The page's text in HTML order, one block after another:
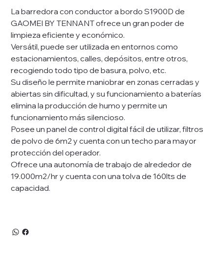
La barredora con conductor a bordo S1900D de
GAOMEI BY TENNANT ofrece un gran poder de
limpieza eficiente y económico.
Versátil, puede ser utilizada en entornos como
estacionamientos, calles, depósitos, entre otros,
recogiendo todo tipo de basura, polvo, etc.
Su diseño le permite maniobrar en zonas cerradas y
abiertas sin dificultad, y su funcionamiento a baterías
elimina la producción de humo y permite un
funcionamiento más silencioso.
Posee un panel de control digital fácil de utilizar, filtros
de polvo de 6m2 y cuenta con un techo para mayor
protección del operador.
Ofrece una autonomía de trabajo de alrededor de
19.000m2/hr y cuenta con una tolva de 160lts de
capacidad.